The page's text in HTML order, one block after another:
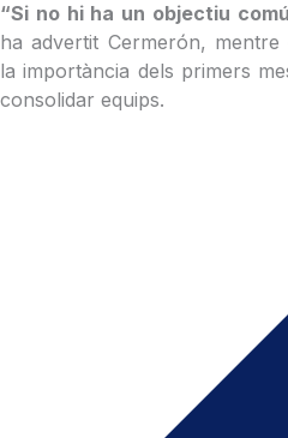
“Si no hi ha un objectiu
ha advertit Cermerón,
la importància dels primers
consolidar equips.